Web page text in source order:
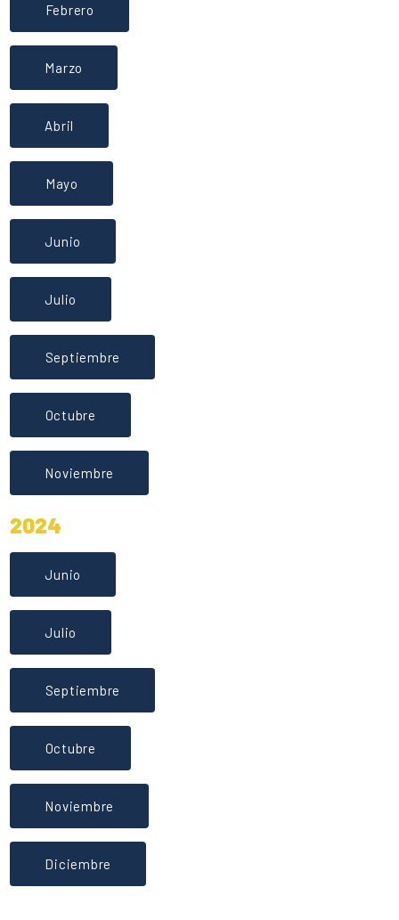
Febrero
Marzo
Abril
Mayo
Junio
Julio
Septiembre
Octubre
Noviembre
2024
Junio
Julio
Septiembre
Octubre
Noviembre
Diciembre